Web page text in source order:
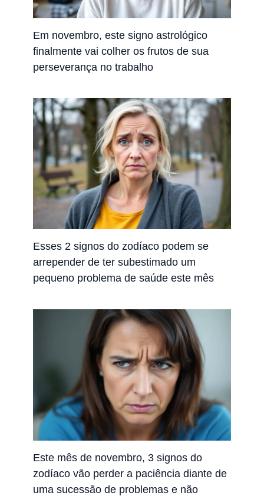
Em novembro, este signo astrológico
finalmente vai colher os frutos de sua
perseverança no trabalho
Esses 2 signos do zodíaco podem se
arrepender de ter subestimado um
pequeno problema de saúde este mês
Este mês de novembro, 3 signos do
zodíaco vão perder a paciência diante de
uma sucessão de problemas e não